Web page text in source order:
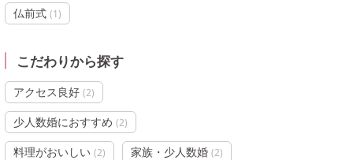
仏前式 (1)
こだわりから探す
アクセス良好 (2)
少人数婚におすすめ (2)
料理がおいしい (2) 家族・少人数婚 (2)